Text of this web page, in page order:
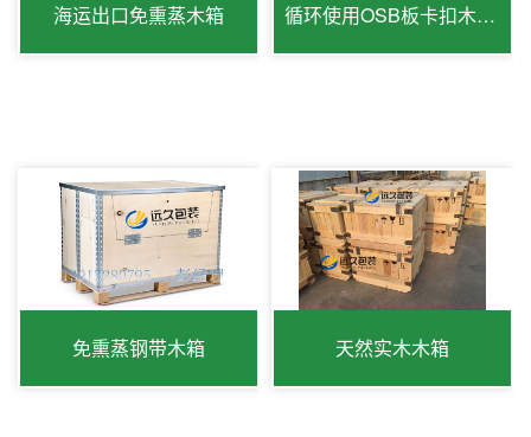
海运出口免熏蒸木箱 循环使用OSB板卡扣木箱出口免检
免熏蒸钢带木箱 天然实木木箱